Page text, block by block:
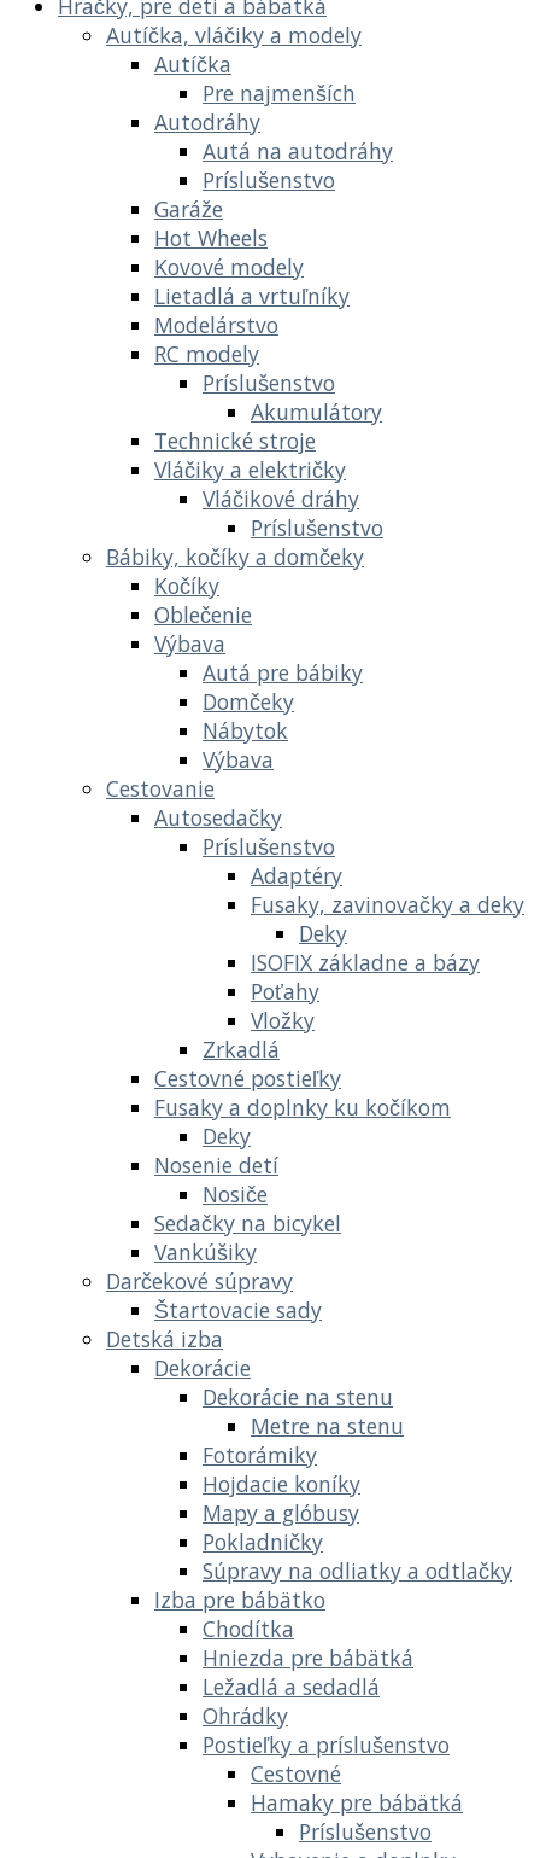
Autíčka, vláčiky a modely
Autíčka
Pre najmenších
Autodráhy
Autá na autodráhy
Príslušenstvo
Garáže
Hot Wheels
Kovové modely
Lietadlá a vrtuľníky
Modelárstvo
RC modely
Príslušenstvo
Akumulátory
Technické stroje
Vláčiky a električky
Vláčikové dráhy
Príslušenstvo
Bábiky, kočíky a domčeky
Kočíky
Oblečenie
Výbava
Autá pre bábiky
Domčeky
Nábytok
Výbava
Cestovanie
Autosedačky
Príslušenstvo
Adaptéry
Fusaky, zavinovačky a deky
Deky
ISOFIX základne a bázy
Poťahy
Vložky
Zrkadlá
Cestovné postieľky
Fusaky a doplnky ku kočíkom
Deky
Nosenie detí
Nosiče
Sedačky na bicykel
Vankúšiky
Darčekové súpravy
Štartovacie sady
Detská izba
Dekorácie
Dekorácie na stenu
Metre na stenu
Fotorámiky
Hojdacie koníky
Mapy a glóbusy
Pokladničky
Súpravy na odliatky a odtlačky
Izba pre bábätko
Chodítka
Hniezda pre bábätká
Ležadlá a sedadlá
Ohrádky
Postieľky a príslušenstvo
Cestovné
Hamaky pre bábätká
Príslušenstvo